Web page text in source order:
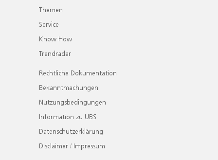
Themen
Service
Know How
Trendradar
Rechtliche Dokumentation
Bekanntmachungen
Nutzungsbedingungen
Information zu UBS
Datenschutzerklärung
Disclaimer / Impressum